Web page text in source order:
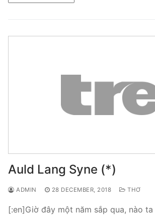
Auld Lang Syne (*)
ADMIN 28 DECEMBER, 2018 THƠ
[:en]Giờ đây một năm sắp qua, nào